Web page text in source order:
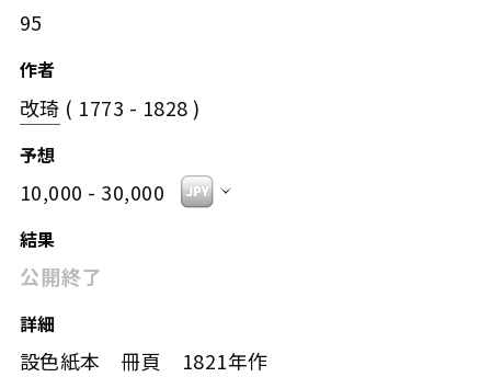
95
作者
改琦 ( 1773 - 1828 )
予想
10,000 - 30,000
結果
公開終了
詳細
設色紙本 冊頁 1821年作